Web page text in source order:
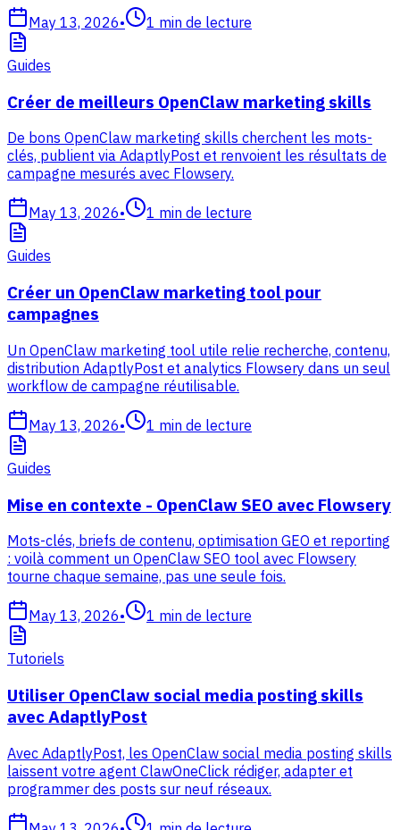
May 13, 2026• 1 min de lecture
Guides
Créer de meilleurs OpenClaw marketing skills
De bons OpenClaw marketing skills cherchent les mots-
clés, publient via AdaptlyPost et renvoient les résultats de
campagne mesurés avec Flowsery.
May 13, 2026• 1 min de lecture
Guides
Créer un OpenClaw marketing tool pour
campagnes
Un OpenClaw marketing tool utile relie recherche, contenu,
distribution AdaptlyPost et analytics Flowsery dans un seul
workflow de campagne réutilisable.
May 13, 2026• 1 min de lecture
Guides
Mise en contexte - OpenClaw SEO avec Flowsery
Mots-clés, briefs de contenu, optimisation GEO et reporting
: voilà comment un OpenClaw SEO tool avec Flowsery
tourne chaque semaine, pas une seule fois.
May 13, 2026• 1 min de lecture
Tutoriels
Utiliser OpenClaw social media posting skills
avec AdaptlyPost
Avec AdaptlyPost, les OpenClaw social media posting skills
laissent votre agent ClawOneClick rédiger, adapter et
programmer des posts sur neuf réseaux.